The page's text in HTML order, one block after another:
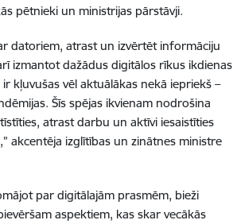
pētnieki un ministrijas pārstāvji.
datoriem, atrast un izvērtēt informāciju
izmantot dažādus digitālos rīkus ikdienas
kļuvušas vēl aktuālākas nekā iepriekš –
Šīs spējas ikvienam nodrošina
atrast darbu un aktīvi iesaistīties
akcentēja izglītības un zinātnes ministre
par digitālajām prasmēm, bieži
aspektiem, kas skar vecākās